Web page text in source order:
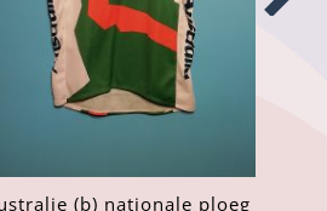
(b) nationale ploeg